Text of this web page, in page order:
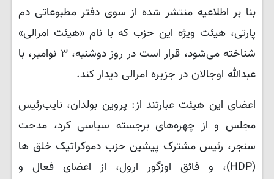
بنا بر اطلاعیه منتشر شده از سوی دفتر مطبوعاتی دم
پارتی، هیئت ویژه این حزب که با نام «هیئت امرالی»
شناخته می‌شود، قرار است در روز دوشنبه، ۳ نوامبر، با
عبدالله اوجالان در جزیره امرالی دیدار کند.
اعضای این هیئت عبارتند از: پروین بولدان، نایب‌رئیس
مجلس و از چهره‌های برجسته سیاسی کرد، مدحت
سنجر، رئیس مشترک پیشین حزب دموکراتیک خلق ها
(HDP)، و فائق اوزگور ارول، از اعضای فعال و